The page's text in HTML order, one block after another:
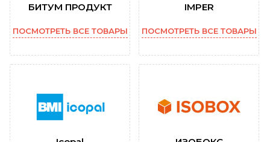
БИТУМ ПРОДУКТ
ПОСМОТРЕТЬ ВСЕ ТОВАРЫ
IMPER
ПОСМОТРЕТЬ ВСЕ ТОВАРЫ